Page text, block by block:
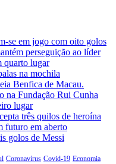
se em jogo com oito golos
perseguição ao líder
quarto lugar
na mochila
Benfica de Macau.
na Fundação Rui Cunha
lugar
três quilos de heroína
futuro em aberto
golos de Messi
Coronavírus Covid-19 Economia